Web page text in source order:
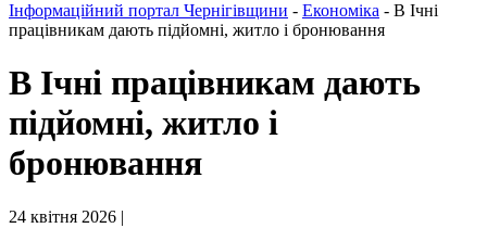
Інформаційний портал Чернігівщини - Економіка - В Ічні
працівникам дають підйомні, житло і бронювання
В Ічні працівникам дають
підйомні, житло і
бронювання
24 квітня 2026 |